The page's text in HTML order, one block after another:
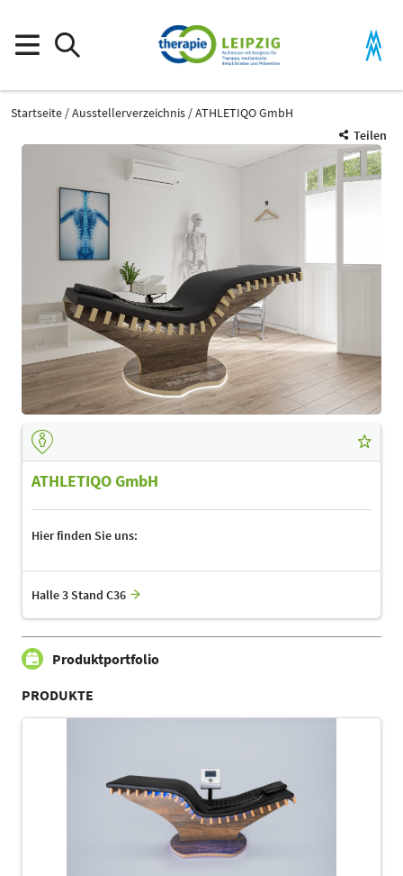
Startseite Ausstellerverzeichnis
ATHLETIQO GmbH
Teilen
ATHLETIQO GmbH
Hier finden Sie uns:
Halle 3 Stand C36
Produktportfolio
PRODUKTE